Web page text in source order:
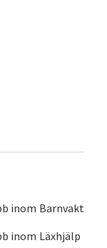
inom Barnvakt
inom Läxhjälp